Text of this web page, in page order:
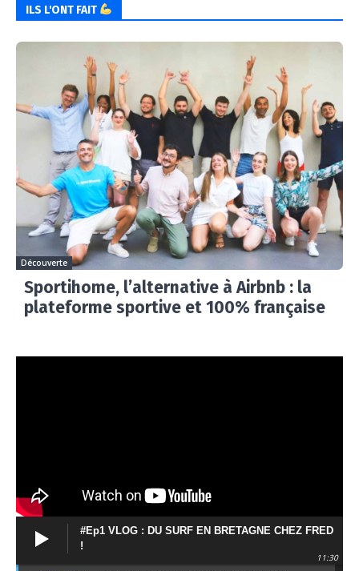
ILS L'ONT FAIT
Découverte
Sportihome, l’alternative à Airbnb : la
plateforme sportive et 100% française
#Ep1 VLOG : DU SURF EN BRETAGNE CHEZ FRED
!
11:30